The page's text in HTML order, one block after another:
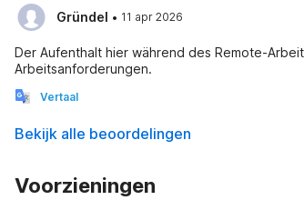
Gründel · 11 apr 2026
Der Aufenthalt hier während des Remote-
Arbeitsanforderungen.
Vertaal
Bekijk alle beoordelingen
Voorzieningen